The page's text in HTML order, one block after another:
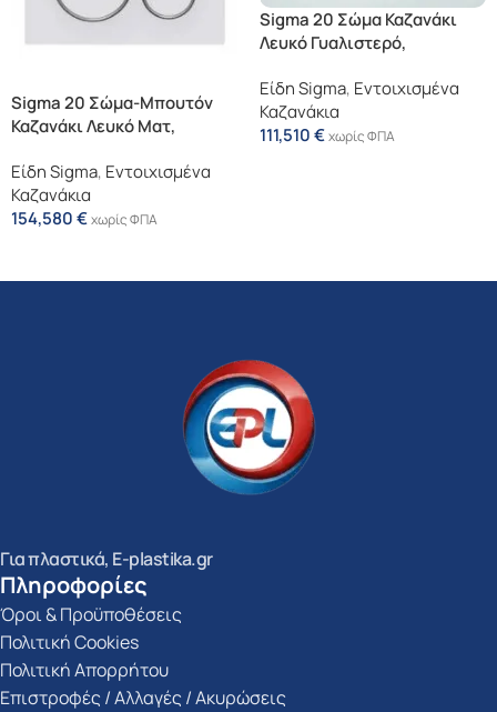
Sigma 20 Σώμα-Μπουτόν
Καζανάκι Λευκό Ματ,
Γυαλιστερό
Είδη Sigma, Εντοιχισμένα
Καζανάκια
154,580€χωρίς ΦΠΑ
Sigma 20 Σώμα Καζανάκι
Λευκό Γυαλιστερό,
Χρωμέ Ματ
Είδη Sigma, Εντοιχισμένα
Καζανάκια
111,510€χωρίς ΦΠΑ
Για πλαστικά, E-plastika.gr
Πληροφορίες
Όροι & Προϋποθέσεις
Πολιτική Cookies
Πολιτική Απορρήτου
Επιστροφές / Αλλαγές / Ακυρώσεις